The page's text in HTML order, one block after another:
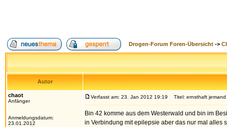
Drogen-Forum Foren-Übersicht ->
Autor
chaot
Anfänger
Anmeldungsdatum:
23.01.2012
Verfasst am: 23. Jan 2012 19:19 Titel: ernsthaft jemand
Bin 42 komme aus dem Westerwald und bin im
in Verbindung mit epilepsie aber das nur mal alles